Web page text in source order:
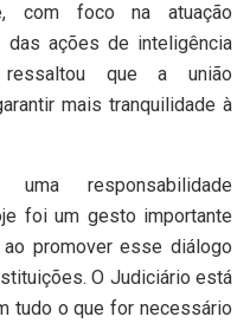
com foco na atuação
das ações de inteligência
ressaltou que a união
mais tranquilidade à
responsabilidade
foi um gesto importante
promover esse diálogo
O Judiciário está
tudo o que for necessário